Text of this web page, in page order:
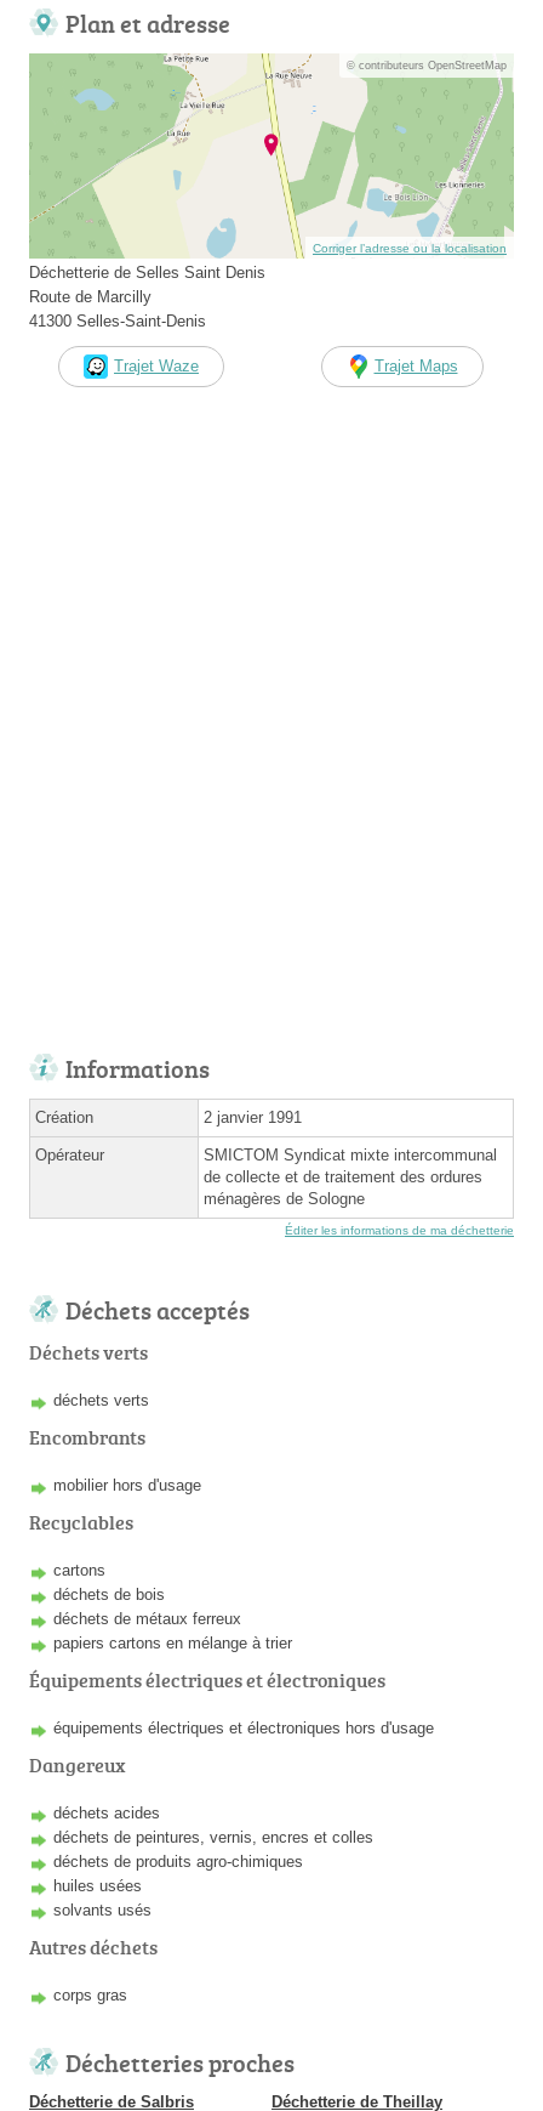
Plan et adresse
© contributeurs OpenStreetMap
Corriger l’adresse ou la localisation
Déchetterie de Selles Saint Denis
Route de Marcilly
41300 Selles-Saint-Denis
Trajet Waze Trajet Maps
Informations
Création 2 janvier 1991
Opérateur
SMICTOM Syndicat mixte intercommunal
de collecte et de traitement des ordures
ménagères de Sologne
Éditer les informations de ma déchetterie
Déchets acceptés
Déchets verts
déchets verts
Encombrants
mobilier hors d'usage
Recyclables
cartons
déchets de bois
déchets de métaux ferreux
papiers cartons en mélange à trier
Équipements électriques et électroniques
équipements électriques et électroniques hors d'usage
Dangereux
déchets acides
déchets de peintures, vernis, encres et colles
déchets de produits agro-chimiques
huiles usées
solvants usés
Autres déchets
corps gras
Déchetteries proches
Déchetterie de Salbris Déchetterie de Theillay